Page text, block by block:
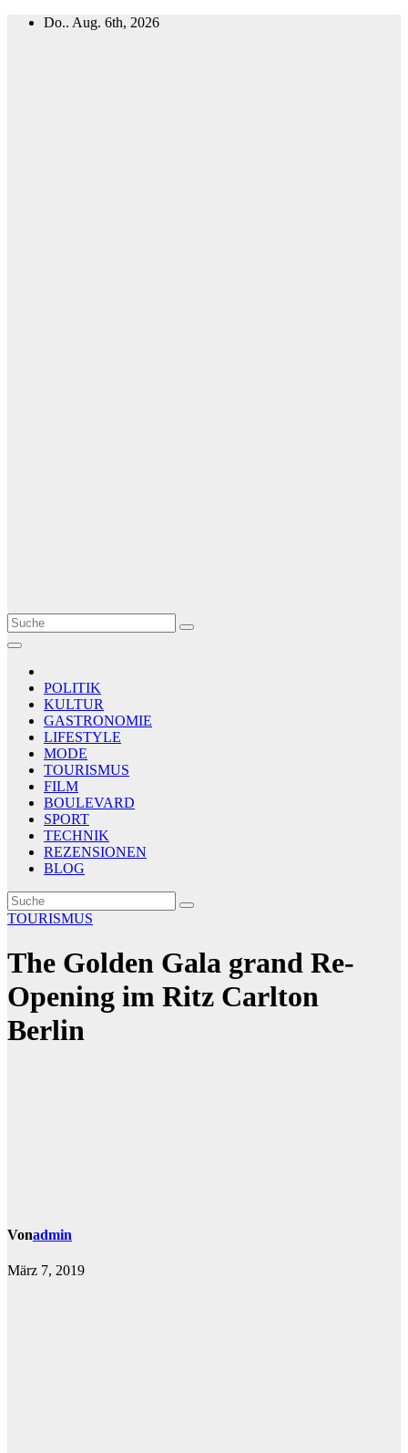
Zum
Do.. Aug. 6th, 2026
Le Matin
AGENCE DE PRESSE
POLITIK
KULTUR
GASTRONOMIE
LIFESTYLE
MODE
TOURISMUS
FILM
BOULEVARD
SPORT
TECHNIK
REZENSIONEN
BLOG
TOURISMUS
The Golden Gala grand Re-
Opening im Ritz Carlton
Berlin
Vonadmin
März 7, 2019